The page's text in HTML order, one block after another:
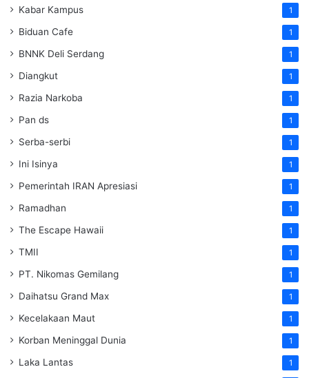
Kabar Kampus 1
Biduan Cafe 1
BNNK Deli Serdang 1
Diangkut 1
Razia Narkoba 1
Pan ds 1
Serba-serbi 1
Ini Isinya 1
Pemerintah IRAN Apresiasi 1
Ramadhan 1
The Escape Hawaii 1
TMII 1
PT. Nikomas Gemilang 1
Daihatsu Grand Max 1
Kecelakaan Maut 1
Korban Meninggal Dunia 1
Laka Lantas 1